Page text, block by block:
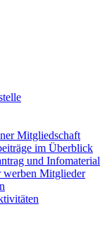
Mitgliedschaft
im Überblick
und Infomaterial
werben Mitglieder